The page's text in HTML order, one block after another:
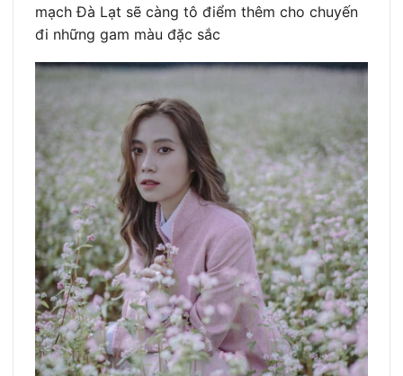
mạch Đà Lạt sẽ càng tô điểm thêm cho chuyến
đi những gam màu đặc sắc